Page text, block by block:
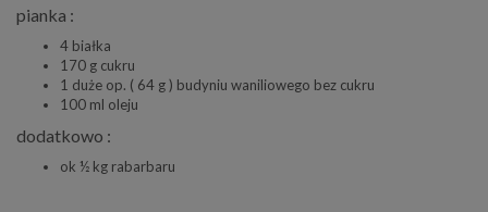
pianka :
4 białka
170 g cukru
1 duże op. ( 64 g ) budyniu waniliowego bez cukru
100 ml oleju
dodatkowo :
ok ½ kg rabarbaru